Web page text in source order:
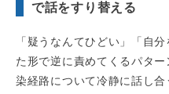
で話をすり替える
「疑うなんてひどい」「自
た形で逆に責めてくるパタ
染経路について冷静に話し